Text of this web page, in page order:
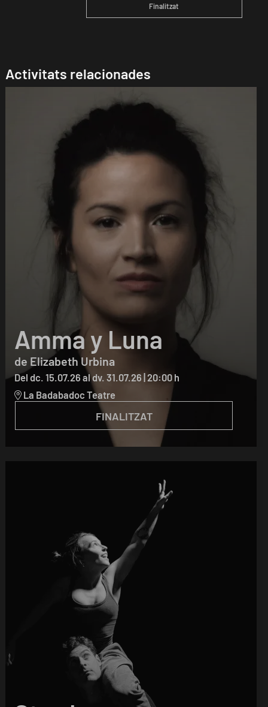
Finalitzat
Activitats relacionades
FINALITZAT
Amma y Luna
de Elizabeth Urbina
Del dc. 15.07.26al dv. 31.07.26|20:00 h
La Badabadoc Teatre